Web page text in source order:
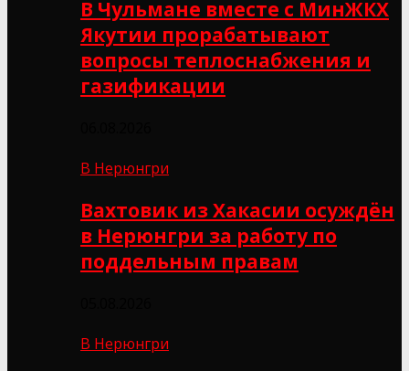
В Чульмане вместе с МинЖКХ
Якутии прорабатывают
вопросы теплоснабжения и
газификации
В Нерюнгри
Вахтовик из Хакасии осуждён
в Нерюнгри за работу по
поддельным правам
В Нерюнгри